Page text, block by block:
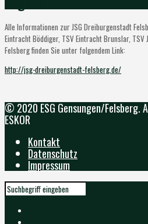
Alle Informationen zur JSG Dreiburgenstadt
Eintracht Böddiger, TSV Eintracht Brunslar, TSV
Felsberg finden Sie unter folgendem Link:
http://jsg-dreiburgenstadt-felsberg.de/
© 2020 ESG Gensungen/Felsberg.
ESKOR
Kontakt
Datenschutz
Impressum